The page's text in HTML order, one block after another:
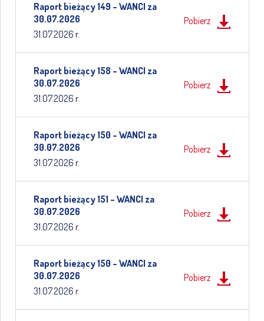
Raport bieżący 149 – WANCI za
30.07.2026
31.07.2026 r.
Pobierz
Raport bieżący 158 – WANCI za
30.07.2026
31.07.2026 r.
Pobierz
Raport bieżący 150 – WANCI za
30.07.2026
31.07.2026 r.
Pobierz
Raport bieżący 151 – WANCI za
30.07.2026
31.07.2026 r.
Pobierz
Raport bieżący 150 – WANCI za
30.07.2026
31.07.2026 r.
Pobierz